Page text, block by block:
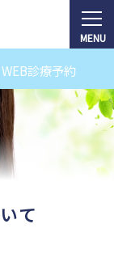
WEB診療予約
て